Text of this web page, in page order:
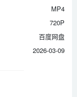
MP4
720P
百度网盘
2026-03-09